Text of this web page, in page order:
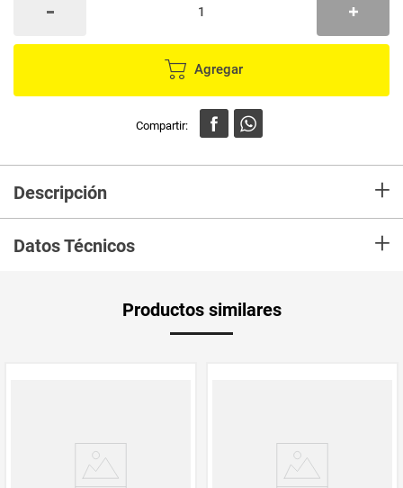
Agregar
Descripción +
Datos Técnicos +
Productos similares